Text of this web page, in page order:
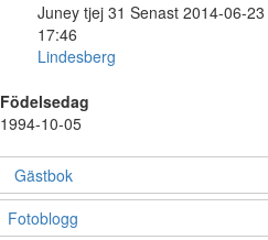
Juney tjej 31 Senast 2014-06-23
17:46
Lindesberg
Födelsedag
1994-10-05
Gästbok
Fotoblogg